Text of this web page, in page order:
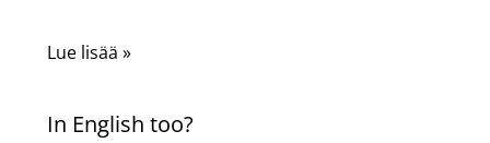
Lue lisää »
In English too?